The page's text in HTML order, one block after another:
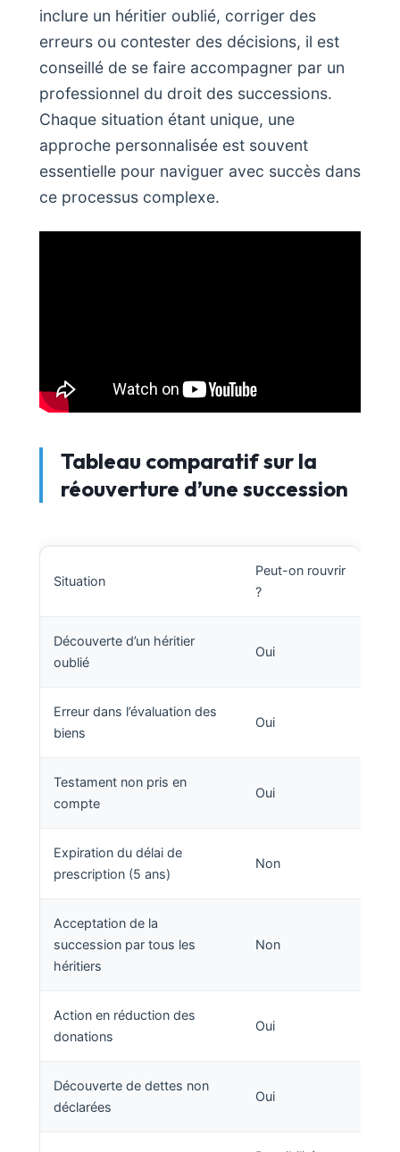
inclure un héritier oublié, corriger des
erreurs ou contester des décisions, il est
conseillé de se faire accompagner par un
professionnel du droit des successions.
Chaque situation étant unique, une
approche personnalisée est souvent
essentielle pour naviguer avec succès dans
ce processus complexe.
Tableau comparatif sur la
réouverture d’une succession
Situation
Peut-on rouvrir
?
Découverte d’un héritier
oublié
Oui
Erreur dans l’évaluation des
biens
Oui
Testament non pris en
compte
Oui
Expiration du délai de
prescription (5 ans)
Non
Acceptation de la
succession par tous les
héritiers
Non
Action en réduction des
donations
Oui
Découverte de dettes non
déclarées
Oui